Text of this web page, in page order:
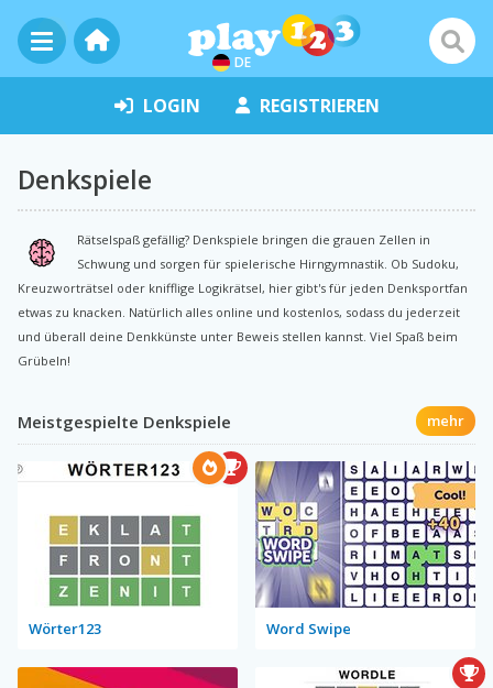
DE
LOGIN REGISTRIEREN
Denkspiele
Rätselspaß gefällig? Denkspiele bringen die grauen Zellen in
Schwung und sorgen für spielerische Hirngymnastik. Ob Sudoku,
Kreuzworträtsel oder knifflige Logikrätsel, hier gibt's für jeden Denksportfan
etwas zu knacken. Natürlich alles online und kostenlos, sodass du jederzeit
und überall deine Denkkünste unter Beweis stellen kannst. Viel Spaß beim
Grübeln!
Meistgespielte Denkspiele mehr
Wörter123 Word Swipe